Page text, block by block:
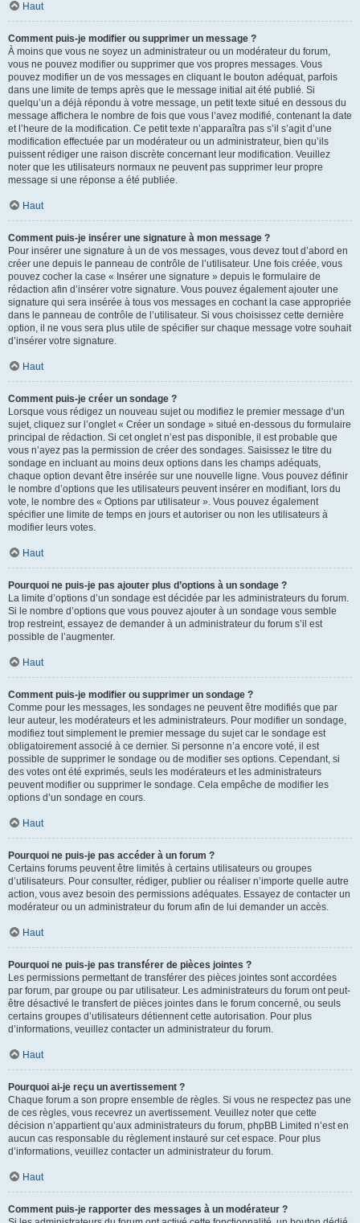
Haut
Comment puis-je modifier ou supprimer un message ?
À moins que vous ne soyez un administrateur ou un modérateur du forum,
vous ne pouvez modifier ou supprimer que vos propres messages. Vous
pouvez modifier un de vos messages en cliquant le bouton adéquat, parfois
dans une limite de temps après que le message initial ait été publié. Si
quelqu’un a déjà répondu à votre message, un petit texte situé en dessous du
message affichera le nombre de fois que vous l’avez modifié, contenant la date
et l’heure de la modification. Ce petit texte n’apparaîtra pas s’il s’agit d’une
modification effectuée par un modérateur ou un administrateur, bien qu’ils
puissent rédiger une raison discrète concernant leur modification. Veuillez
noter que les utilisateurs normaux ne peuvent pas supprimer leur propre
message si une réponse a été publiée.
Haut
Comment puis-je insérer une signature à mon message ?
Pour insérer une signature à un de vos messages, vous devez tout d’abord en
créer une depuis le panneau de contrôle de l’utilisateur. Une fois créée, vous
pouvez cocher la case « Insérer une signature » depuis le formulaire de
rédaction afin d’insérer votre signature. Vous pouvez également ajouter une
signature qui sera insérée à tous vos messages en cochant la case appropriée
dans le panneau de contrôle de l’utilisateur. Si vous choisissez cette dernière
option, il ne vous sera plus utile de spécifier sur chaque message votre souhait
d’insérer votre signature.
Haut
Comment puis-je créer un sondage ?
Lorsque vous rédigez un nouveau sujet ou modifiez le premier message d’un
sujet, cliquez sur l’onglet « Créer un sondage » situé en-dessous du formulaire
principal de rédaction. Si cet onglet n’est pas disponible, il est probable que
vous n’ayez pas la permission de créer des sondages. Saisissez le titre du
sondage en incluant au moins deux options dans les champs adéquats,
chaque option devant être insérée sur une nouvelle ligne. Vous pouvez définir
le nombre d’options que les utilisateurs peuvent insérer en modifiant, lors du
vote, le nombre des « Options par utilisateur ». Vous pouvez également
spécifier une limite de temps en jours et autoriser ou non les utilisateurs à
modifier leurs votes.
Haut
Pourquoi ne puis-je pas ajouter plus d’options à un sondage ?
La limite d’options d’un sondage est décidée par les administrateurs du forum.
Si le nombre d’options que vous pouvez ajouter à un sondage vous semble
trop restreint, essayez de demander à un administrateur du forum s’il est
possible de l’augmenter.
Haut
Comment puis-je modifier ou supprimer un sondage ?
Comme pour les messages, les sondages ne peuvent être modifiés que par
leur auteur, les modérateurs et les administrateurs. Pour modifier un sondage,
modifiez tout simplement le premier message du sujet car le sondage est
obligatoirement associé à ce dernier. Si personne n’a encore voté, il est
possible de supprimer le sondage ou de modifier ses options. Cependant, si
des votes ont été exprimés, seuls les modérateurs et les administrateurs
peuvent modifier ou supprimer le sondage. Cela empêche de modifier les
options d’un sondage en cours.
Haut
Pourquoi ne puis-je pas accéder à un forum ?
Certains forums peuvent être limités à certains utilisateurs ou groupes
d’utilisateurs. Pour consulter, rédiger, publier ou réaliser n’importe quelle autre
action, vous avez besoin des permissions adéquates. Essayez de contacter un
modérateur ou un administrateur du forum afin de lui demander un accès.
Haut
Pourquoi ne puis-je pas transférer de pièces jointes ?
Les permissions permettant de transférer des pièces jointes sont accordées
par forum, par groupe ou par utilisateur. Les administrateurs du forum ont peut-
être désactivé le transfert de pièces jointes dans le forum concerné, ou seuls
certains groupes d’utilisateurs détiennent cette autorisation. Pour plus
d’informations, veuillez contacter un administrateur du forum.
Haut
Pourquoi ai-je reçu un avertissement ?
Chaque forum a son propre ensemble de règles. Si vous ne respectez pas une
de ces règles, vous recevrez un avertissement. Veuillez noter que cette
décision n’appartient qu’aux administrateurs du forum, phpBB Limited n’est en
aucun cas responsable du règlement instauré sur cet espace. Pour plus
d’informations, veuillez contacter un administrateur du forum.
Haut
Comment puis-je rapporter des messages à un modérateur ?